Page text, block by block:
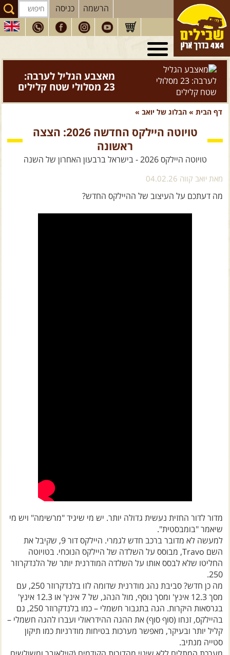
הרשמה כניסה
טיולי 4X4
בארץ
מסעות בעולם
טיוליםלרכב פנאי
הדרכותנהיגה
המדריכיםשלנו
שבילים
הירשמו לניוזלטר שבילים
הבלוג של יואב קווה
פודקאסט ג'יפאות
ספר "המדריך השלם
לנהיגת שטח" - מהדורה
דף הבית
טויוטה היילקס החדשה 2026: הצצה
ראשונה
טויוטה היילקס 2026 - בישראל ברבעון האחרון של השנה
מאת יואב קווה 04.02.26
מה דעתכם על העיצוב של ההיילקס החדש?
מדור לדור החזית נעשית גדולה יותר. יש מי שיגיד "מרשימה" ויש מי
שיאמר "בומבסטית".
למעשה לא מדובר ברכב חדש לגמרי. היילקס דור 9, שקיבל את
השם Travo, מבוסס על השלדה של היילקס הנוכחי. בטויוטה
החליטו שלא לבסס אותו על השלדה המודרנית יותר של הלנדקרוזר
250.
מה כן חדש? סביבת נהג מודרנית שדומה לזו בלנדקרוזר 250, עם
מסך 12.3 אינץ' ומסך נוסף, מול הנהג, של 7 אינץ' או 12.3 אינץ'
בגרסאות היקרות. הגה בתגבור חשמלי – כמו בלנדקרוזר 250, גם
בהיילקס, זנחו (סוף סוף) את ההגה ההידראולי ועברו להגה חשמלי –
קליל יותר ובעיקר, מאפשר מערכות בטיחות מודרניות כמו תיקון
סטייה מנתיב.